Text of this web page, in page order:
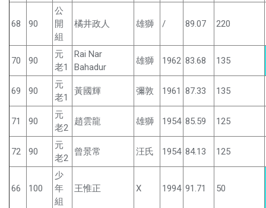
68 90
公
開
組
橘井政人 雄獅 / 89.07 220
70 90
元
老1
Rai Nar
Bahadur
雄獅 1962 83.68 135
69 90
元
老1
黃國輝 彌敦 1961 87.33 135
71 90
元
老2
趙雲龍 雄獅 1954 85.59 125
72 90
元
老2
曾景常 汪氏 1954 84.13 125
66 100
少
年
組
王惟正 X 1994 91.71 50